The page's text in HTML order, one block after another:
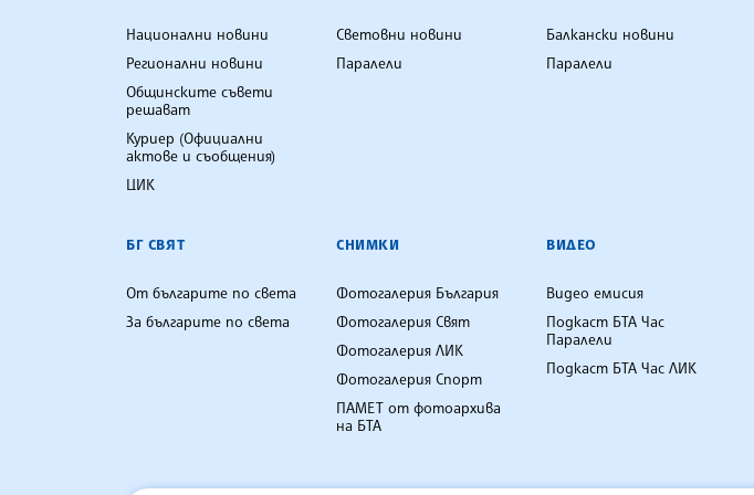
Национални новини
Регионални новини
Общинските съвети
решават
Куриер (Официални
актове и съобщения)
ЦИК
Световни новини
Паралели
Балкански новини
Паралели
БГ СВЯТ
От българите по света
За българите по света
СНИМКИ
Фотогалерия България
Фотогалерия Свят
Фотогалерия ЛИК
Фотогалерия Спорт
ПАМЕТ от фотоархива
на БТА
ВИДЕО
Видео емисия
Подкаст БТА Час
Паралели
Подкаст БТА Час ЛИК